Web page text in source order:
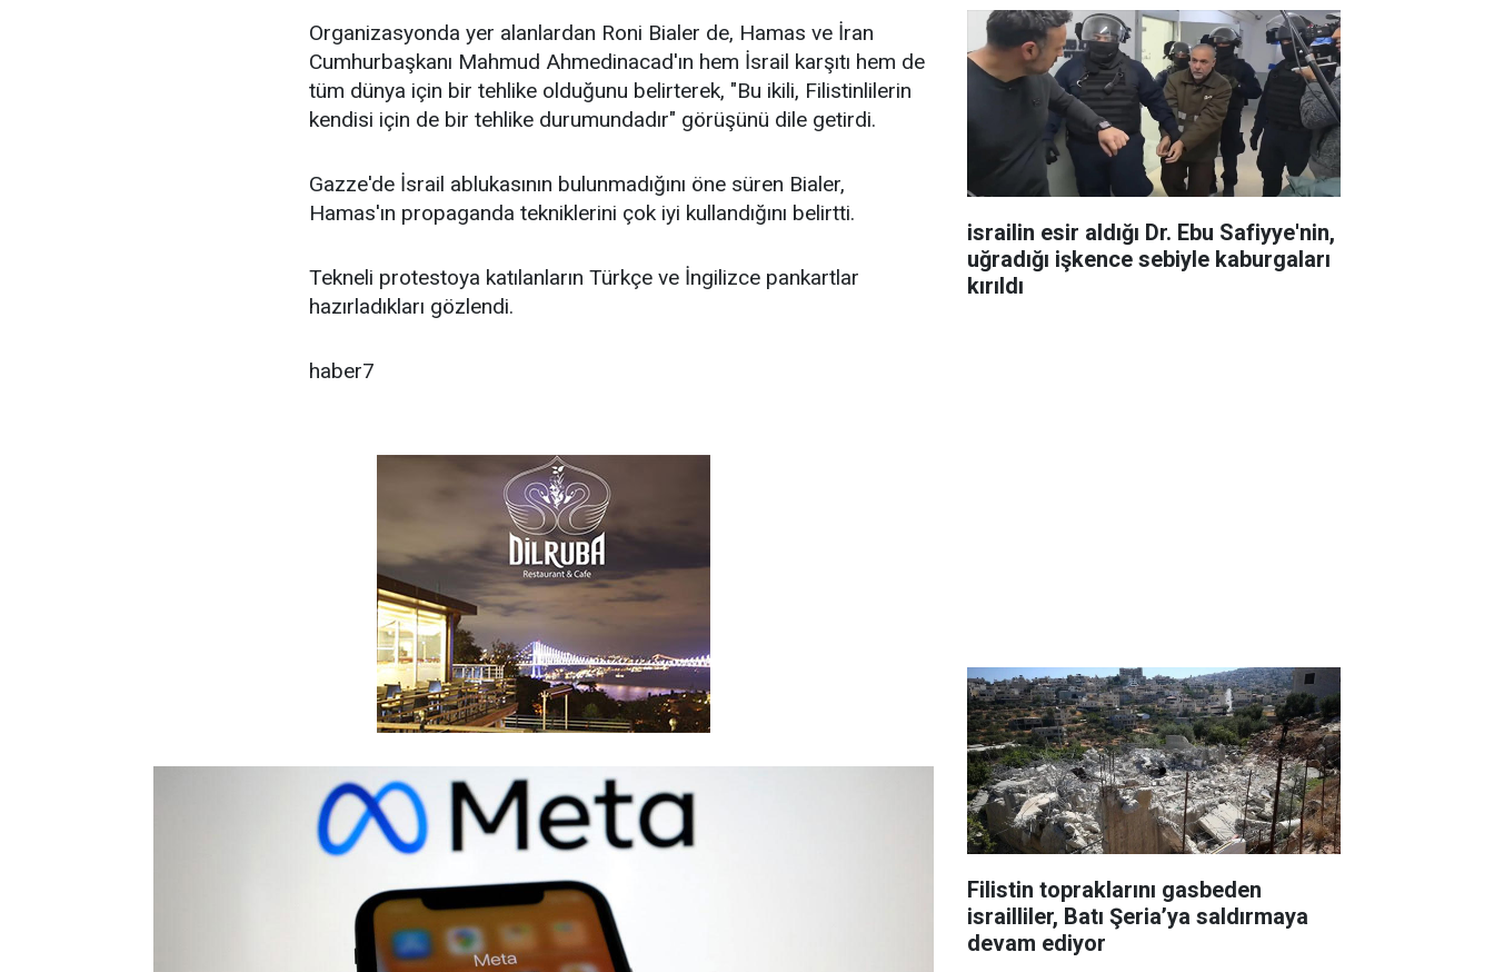
Organizasyonda yer alanlardan Roni Bialer de, Hamas ve İran
Cumhurbaşkanı Mahmud Ahmedinacad'ın hem İsrail karşıtı hem de
tüm dünya için bir tehlike olduğunu belirterek, "Bu ikili, Filistinlilerin
kendisi için de bir tehlike durumundadır" görüşünü dile getirdi.
Gazze'de İsrail ablukasının bulunmadığını öne süren Bialer,
Hamas'ın propaganda tekniklerini çok iyi kullandığını belirtti.
Tekneli protestoya katılanların Türkçe ve İngilizce pankartlar
hazırladıkları gözlendi.
haber7
israilin esir aldığı Dr. Ebu Safiyye'nin,
uğradığı işkence sebiyle kaburgaları
kırıldı
Filistin topraklarını gasbeden
israilliler, Batı Şeria’ya saldırmaya
devam ediyor